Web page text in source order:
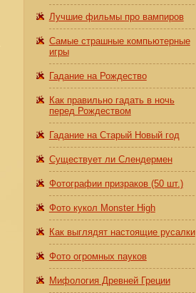
Лучшие фильмы про вампиров
Самые страшные компьютерные
игры
Гадание на Рождество
Как правильно гадать в ночь
перед Рождеством
Гадание на Старый Новый год
Существует ли Слендермен
Фотографии призраков (50 шт.)
Фото кукол Monster High
Как выглядят настоящие русалки
Фото огромных пауков
Мифология Древней Греции